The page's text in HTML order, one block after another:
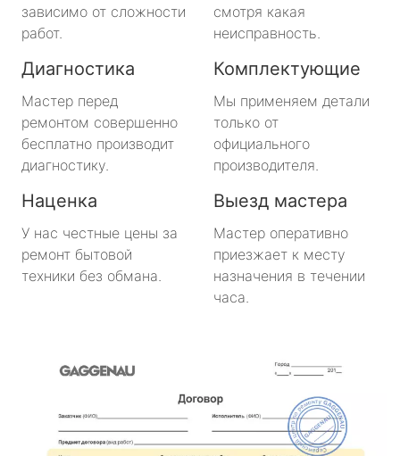
зависимо от сложности
работ.
смотря какая
неисправность.
Диагностика
Мастер перед
ремонтом совершенно
бесплатно производит
диагностику.
Комплектующие
Мы применяем детали
только от
официального
производителя.
Наценка
У нас честные цены за
ремонт бытовой
техники без обмана.
Выезд мастера
Мастер оперативно
приезжает к месту
назначения в течении
часа.